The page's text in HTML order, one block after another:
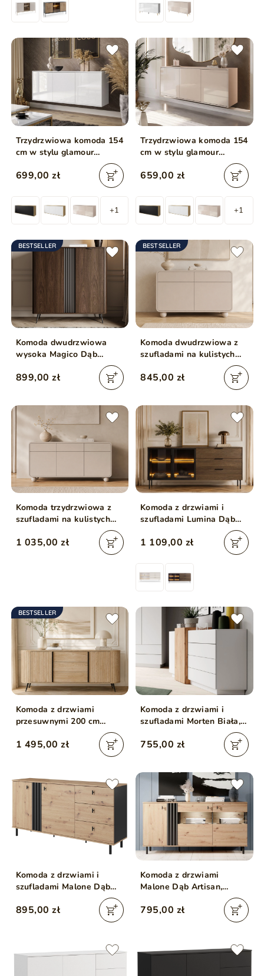
Trzydrzwiowa komoda 154
cm w stylu glamour
wisząca Vivance biały
połysk
699,00 zł
+1
Trzydrzwiowa komoda 154
cm w stylu glamour
wisząca Vivance kaszmir
połysk
659,00 zł
+1
BESTSELLER
Komoda dwudrzwiowa
wysoka Magico Dąb
899,00 zł
BESTSELLER
Komoda dwudrzwiowa z
szufladami na kulistych
nóżkach Soffio Kaszmir
845,00 zł
Komoda trzydrzwiowa z
szufladami na kulistych
nóżkach Soffio Kaszmir
1 035,00 zł
Komoda z drzwiami i
szufladami Lumina Dąb
1 109,00 zł
BESTSELLER
Komoda z drzwiami
przesuwnymi 200 cm
Passione Dąb Cremona
1 495,00 zł
Komoda z drzwiami i
szufladami Morten Biała,
755,00 zł
Komoda z drzwiami i
szufladami Malone Dąb
895,00 zł
Komoda z drzwiami
Malone Dąb Artisan,
795,00 zł